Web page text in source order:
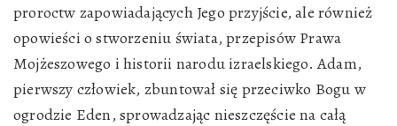
proroctw zapowiadających Jego przyjście, ale również
opowieści o stworzeniu świata, przepisów Prawa
Mojżeszowego i historii narodu izraelskiego. Adam,
pierwszy człowiek, zbuntował się przeciwko Bogu w
ogrodzie Eden, sprowadzając nieszczęście na całą